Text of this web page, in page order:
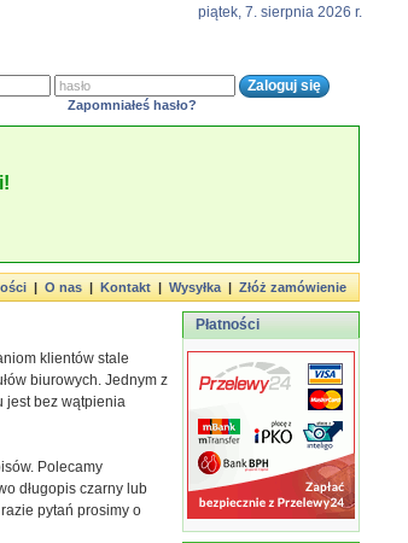
piątek, 7. sierpnia 2026 r.
Zapomniałeś hasło?
|O nas|Kontakt|Wysyłka|Złóż zamówienie
klientów stale
biurowych. Jednym z
jest bez wątpienia
Polecamy
długopis czarny lub
pytań prosimy o
Płatności